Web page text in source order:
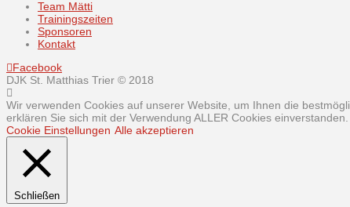
Team Mätti
Trainingszeiten
Sponsoren
Kontakt
Facebook
DJK St. Matthias Trier © 2018
Wir verwenden Cookies auf unserer Website, um Ihnen die
erklären Sie sich mit der Verwendung ALLER Cookies
Cookie Einstellungen Alle akzeptieren
Schließen